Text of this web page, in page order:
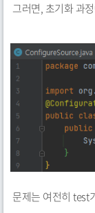
그러면, 초기화 과
문제는 여전히 test